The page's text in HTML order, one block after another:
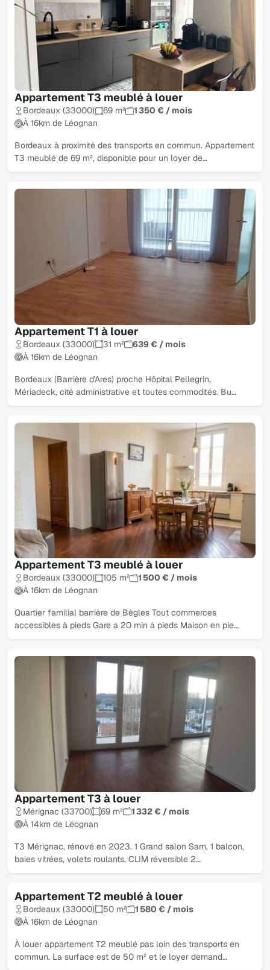
Appartement T3 meublé à louer
Bordeaux (33000) 69 m²
1 350 € / mois
À 16km de Léognan
Bordeaux à proximité des transports en commun. Appartement
T3 meublé de 69 m², disponible pour un loyer de…
Appartement T1 à louer
Bordeaux (33000) 31 m²
639 € / mois
À 16km de Léognan
Bordeaux (Barrière d'Ares) proche Hôpital Pellegrin,
Mériadeck, cité administrative et toutes commodités. Bu…
Appartement T3 meublé à louer
Bordeaux (33000) 105 m²
1 500 € / mois
À 16km de Léognan
Quartier familial barrière de Bègles Tout commerces
accessibles à pieds Gare a 20 min à pieds Maison en pie…
Appartement T3 à louer
Mérignac (33700) 69 m²
1 332 € / mois
À 14km de Léognan
T3 Mérignac, rénové en 2023. 1 Grand salon Sam, 1 balcon,
baies vitrées, volets roulants, CLIM réversible 2…
Appartement T2 meublé à louer
Bordeaux (33000) 50 m²
1 580 € / mois
À 16km de Léognan
À louer appartement T2 meublé pas loin des transports en
commun. La surface est de 50 m² et le loyer demand…